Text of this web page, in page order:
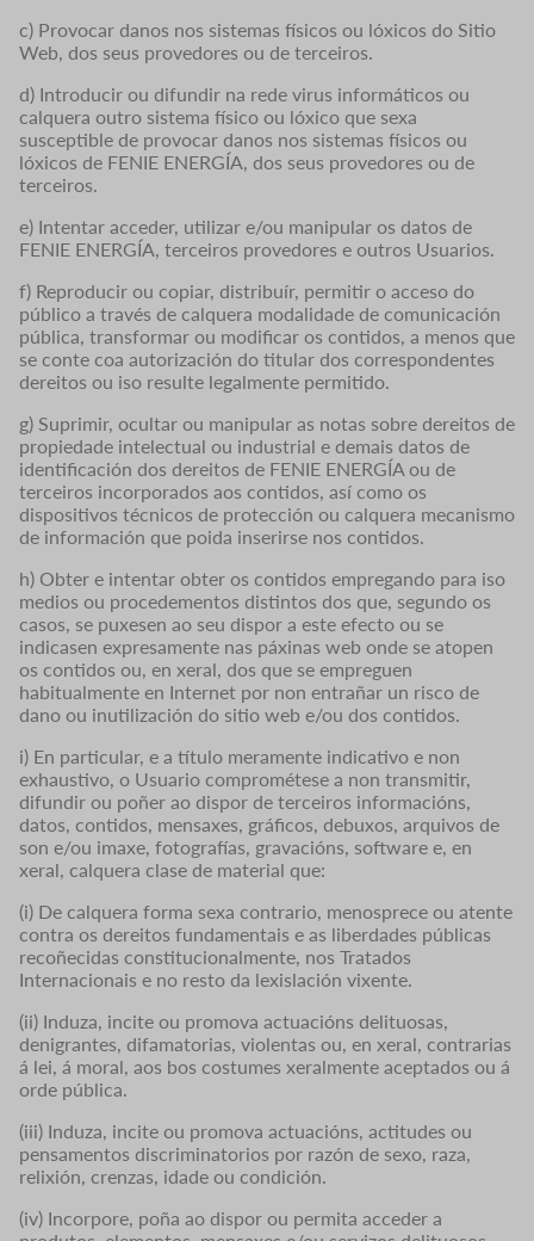
c) Provocar danos nos sistemas físicos ou lóxicos do Sitio
Web, dos seus provedores ou de terceiros.
d) Introducir ou difundir na rede virus informáticos ou
calquera outro sistema físico ou lóxico que sexa
susceptible de provocar danos nos sistemas físicos ou
lóxicos de FENIE ENERGÍA, dos seus provedores ou de
terceiros.
e) Intentar acceder, utilizar e/ou manipular os datos de
FENIE ENERGÍA, terceiros provedores e outros Usuarios.
f) Reproducir ou copiar, distribuír, permitir o acceso do
público a través de calquera modalidade de comunicación
pública, transformar ou modificar os contidos, a menos que
se conte coa autorización do titular dos correspondentes
dereitos ou iso resulte legalmente permitido.
g) Suprimir, ocultar ou manipular as notas sobre dereitos de
propiedade intelectual ou industrial e demais datos de
identificación dos dereitos de FENIE ENERGÍA ou de
terceiros incorporados aos contidos, así como os
dispositivos técnicos de protección ou calquera mecanismo
de información que poida inserirse nos contidos.
h) Obter e intentar obter os contidos empregando para iso
medios ou procedementos distintos dos que, segundo os
casos, se puxesen ao seu dispor a este efecto ou se
indicasen expresamente nas páxinas web onde se atopen
os contidos ou, en xeral, dos que se empreguen
habitualmente en Internet por non entrañar un risco de
dano ou inutilización do sitio web e/ou dos contidos.
i) En particular, e a título meramente indicativo e non
exhaustivo, o Usuario comprométese a non transmitir,
difundir ou poñer ao dispor de terceiros informacións,
datos, contidos, mensaxes, gráficos, debuxos, arquivos de
son e/ou imaxe, fotografías, gravacións, software e, en
xeral, calquera clase de material que:
(i) De calquera forma sexa contrario, menosprece ou atente
contra os dereitos fundamentais e as liberdades públicas
recoñecidas constitucionalmente, nos Tratados
Internacionais e no resto da lexislación vixente.
(ii) Induza, incite ou promova actuacións delituosas,
denigrantes, difamatorias, violentas ou, en xeral, contrarias
á lei, á moral, aos bos costumes xeralmente aceptados ou á
orde pública.
(iii) Induza, incite ou promova actuacións, actitudes ou
pensamentos discriminatorios por razón de sexo, raza,
relixión, crenzas, idade ou condición.
(iv) Incorpore, poña ao dispor ou permita acceder a